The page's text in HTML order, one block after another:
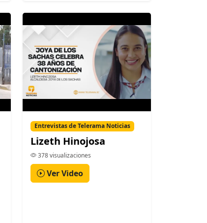
Entrevistas de Telerama Noticias
Lizeth Hinojosa
378 visualizaciones
Ver Video